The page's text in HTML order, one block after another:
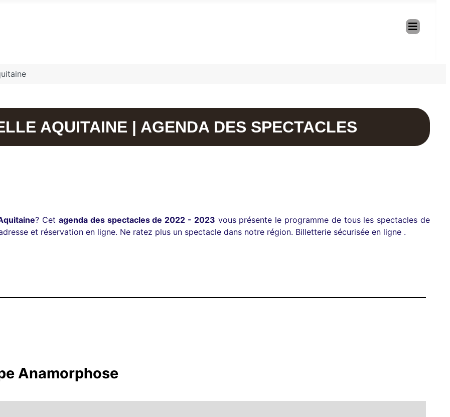
AQUITAINE | AGENDA DES SPECTACLES
? Cetagenda des spectacles de 2022 - 2023 vous présente le programme de tous les spectacles de
et réservation en ligne. Ne ratez plus un spectacle dans notre région. Billetterie sécurisée en ligne .
Anamorphose